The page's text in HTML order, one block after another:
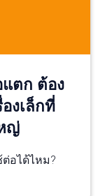
ตก ต้อง
งเล็กที่
ญ่
ต่อได้ไหม?